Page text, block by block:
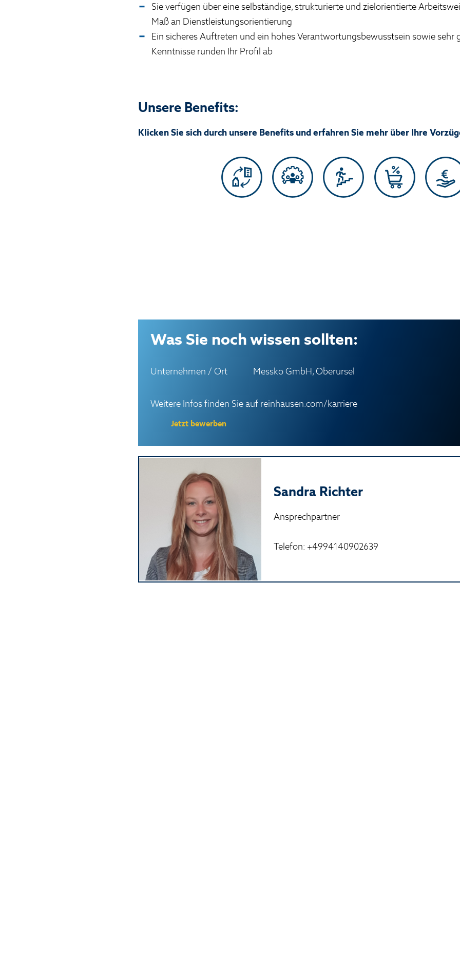
Sie verfügen über eine selbständige, strukturierte und zielorientierte
Maß an Dienstleistungsorientierung
Ein sicheres Auftreten und ein hohes Verantwortungsbewusstsein sowie sehr
Kenntnisse runden Ihr Profil ab
Unsere Benefits:
Klicken Sie sich durch unsere Benefits und erfahren Sie mehr über Ihre
Was Sie noch wissen sollten:
Unternehmen / Ort Messko GmbH, Oberursel
Weitere Infos finden Sie auf reinhausen.com/karriere
Jetzt bewerben
Sandra Richter
Ansprechpartner
Telefon: +4994140902639